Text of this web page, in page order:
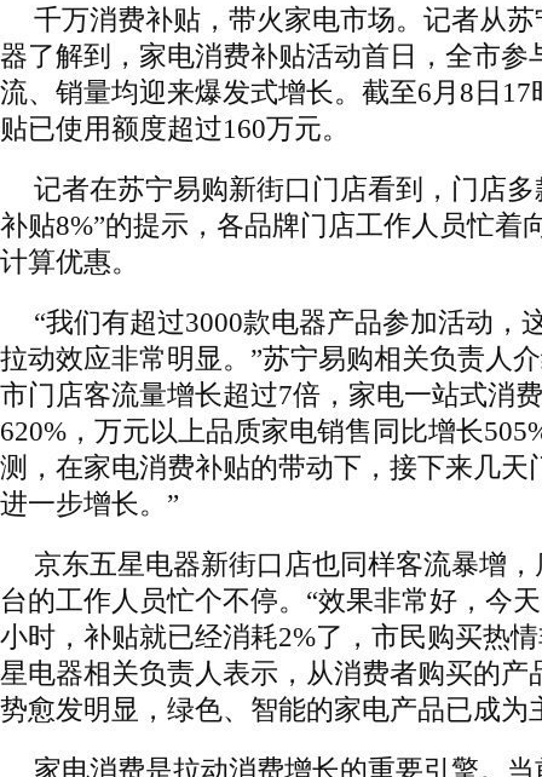
千万消费补贴，带火家电市场。记者从
器了解到，家电消费补贴活动首日，全市参
流、销量均迎来爆发式增长。截至6月8日
贴已使用额度超过160万元。
记者在苏宁易购新街口门店看到，门店
补贴8%”的提示，各品牌门店工作人员忙着
计算优惠。
“我们有超过3000款电器产品参加活动，
拉动效应非常明显。”苏宁易购相关负责人
市门店客流量增长超过7倍，家电一站式消
620%，万元以上品质家电销售同比增长
测，在家电消费补贴的带动下，接下来几天
进一步增长。”
京东五星电器新街口店也同样客流暴增
台的工作人员忙个不停。“效果非常好，今
小时，补贴就已经消耗2%了，市民购买热
星电器相关负责人表示，从消费者购买的产
势愈发明显，绿色、智能的家电产品已成为
家电消费是拉动消费增长的重要引擎。